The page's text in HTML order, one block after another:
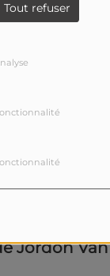
Tout refuser
3e ligne n'a
Jordon